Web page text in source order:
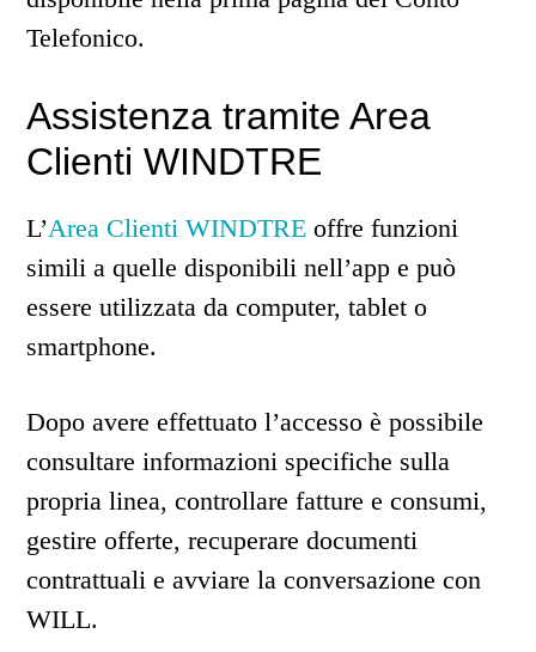
Telefonico.
Assistenza tramite Area
Clienti WINDTRE
L’Area Clienti WINDTRE offre funzioni
simili a quelle disponibili nell’app e può
essere utilizzata da computer, tablet o
smartphone.
Dopo avere effettuato l’accesso è possibile
consultare informazioni specifiche sulla
propria linea, controllare fatture e consumi,
gestire offerte, recuperare documenti
contrattuali e avviare la conversazione con
WILL.